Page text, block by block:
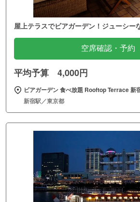
屋上テラスでビアガーデン！ジューシー
空席確認・予約
平均予算 4,000円
ビアガーデン 食べ放題 Rooftop Terrace 新
新宿駅／東京都